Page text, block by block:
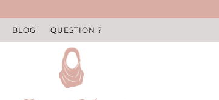
BLOG QUESTION ?